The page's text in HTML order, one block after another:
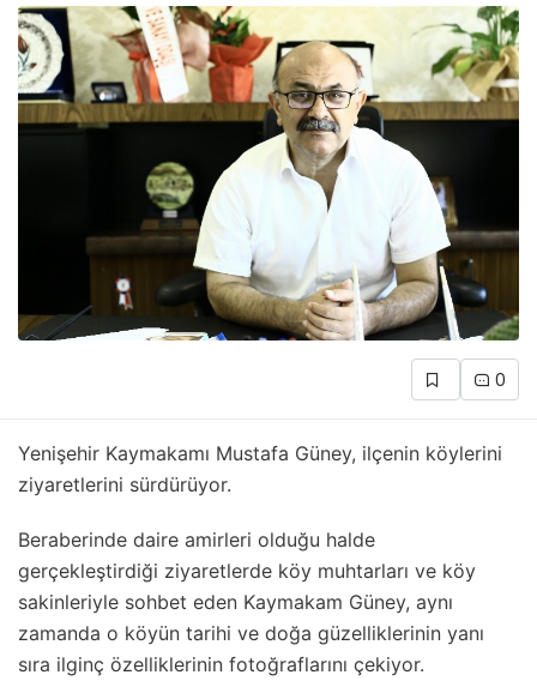
0
Yenişehir Kaymakamı Mustafa Güney, ilçenin köylerini
ziyaretlerini sürdürüyor.
Beraberinde daire amirleri olduğu halde
gerçekleştirdiği ziyaretlerde köy muhtarları ve köy
sakinleriyle sohbet eden Kaymakam Güney, aynı
zamanda o köyün tarihi ve doğa güzelliklerinin yanı
sıra ilginç özelliklerinin fotoğraflarını çekiyor.